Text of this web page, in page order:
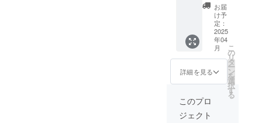
前には
必ずお
届けの
リター
ンに貼
付され
たラベ
ルや注
認くだ
さい。
■瀬木監
督絶
賛！
「大牟
田高菜
めんべ
い」(12
１箱 ※
原材料
及び添
い場合
があり
ます。
■オオム
タアツ
シ認定
ステッ
カー
１枚(デ
ザイン
未定) ■
劇中に
も出て
エッセ
イ ■T
シャツ
（S , L ,
XL ,
XXL）
２枚 ※
サイズ
の在庫
に限り
がある
ためご
希望に
名前記
載（テ
キス
ト） ※
任意の
お名前
10文字
以内を
備考欄
にご入
力くだ
さい。
■瀬木直
お届
け予
定：
2025
年04
月
詳細を見る
こ
の
リ
タ
ー
ン
を
選
択
す
る
このプロ
ジェクト